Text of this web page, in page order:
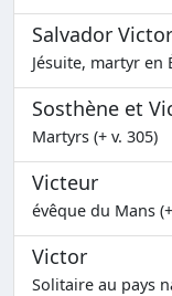
Salvador
Jésuite, martyr en
Sosthène et
Martyrs (+ v. 305)
Victeur
évêque du Mans
Victor
Solitaire au pays